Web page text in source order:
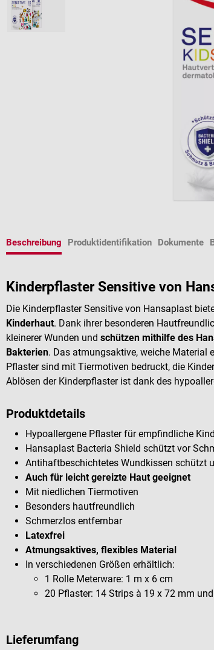
Beschreibung Produktidentifikation Dokumente
Kinderpflaster Sensitive von
Die Kinderpflaster Sensitive von Hansaplast
Kinderhaut. Dank ihrer besonderen
kleinerer Wunden und schützen mithilfe des
Bakterien. Das atmungsaktive, weiche Material
Pflaster sind mit Tiermotiven bedruckt, die
Ablösen der Kinderpflaster ist dank des
Produktdetails
Hypoallergene Pflaster für empfindliche
Hansaplast Bacteria Shield schützt vor
Antihaftbeschichtetes Wundkissen schützt
Auch für leicht gereizte Haut geeignet
Mit niedlichen Tiermotiven
Besonders hautfreundlich
Schmerzlos entfernbar
Latexfrei
Atmungsaktives, flexibles Material
In verschiedenen Größen erhältlich:
1 Rolle Meterware: 1 m x 6 cm
20 Pflaster: 14 Strips à 19 x 72 mm
Lieferumfang